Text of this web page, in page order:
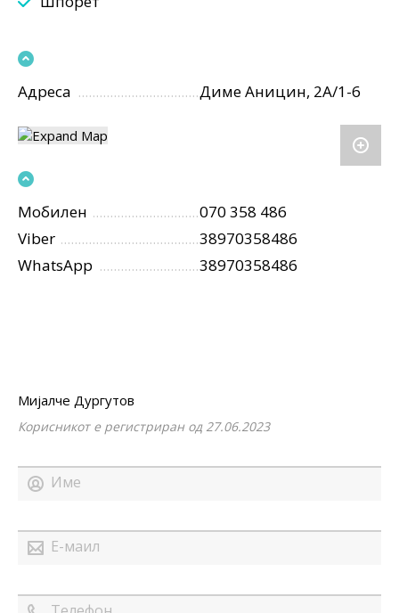
Адреса Диме Аницин, 2А/1-6
Мобилен
070 358 486
Viber
38970358486
WhatsApp
38970358486
Мијалче Дургутов
Корисникот е регистриран од 27.06.2023